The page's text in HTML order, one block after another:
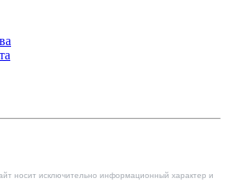
носит исключительно информационный характер и